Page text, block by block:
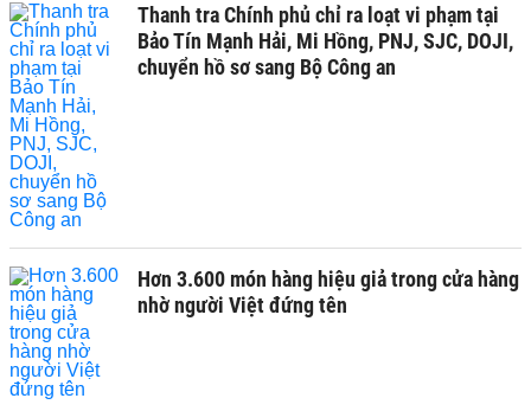
Thanh tra Chính phủ chỉ ra loạt vi phạm tại
Bảo Tín Mạnh Hải, Mi Hồng, PNJ, SJC, DOJI,
chuyển hồ sơ sang Bộ Công an
Hơn 3.600 món hàng hiệu giả trong cửa hàng
nhờ người Việt đứng tên